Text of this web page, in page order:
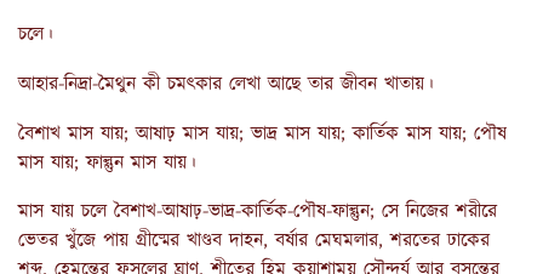
চলে।
আহার-নিদ্রা-মৈথুন কী চমৎকার লেখা আছে তার জীবন খাতায়।
বৈশাখ মাস যায়; আষাঢ় মাস যায়; ভাদ্র মাস যায়; কার্তিক মাস যায়; পৌষ
মাস যায়; ফাল্গুন মাস যায়।
মাস যায় চলে বৈশাখ-আষাঢ়-ভাদ্র-কার্তিক-পৌষ-ফাল্গুন; সে নিজের শরীরে
ভেতর খুঁজে পায় গ্রীষ্মের খাণ্ডব দাহন, বর্ষার মেঘমলার, শরতের ঢাকের